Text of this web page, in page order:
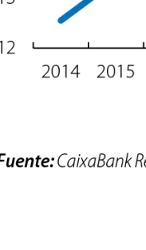
in a new